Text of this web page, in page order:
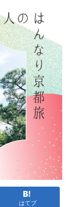
はてブ